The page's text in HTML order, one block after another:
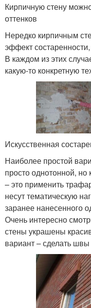
Кирпичную стену
оттенков
Нередко кирпичным
эффект
В каждом из этих
какую-то конкретную
Искусственная
Наиболее простой
просто однотонной, но
– это применить
несут тематическую
заранее нанесенного
Очень интересно
стены украшены
вариант – сделать